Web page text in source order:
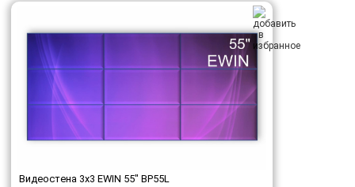
Видеостена 3x3 EWIN 55" BP55L